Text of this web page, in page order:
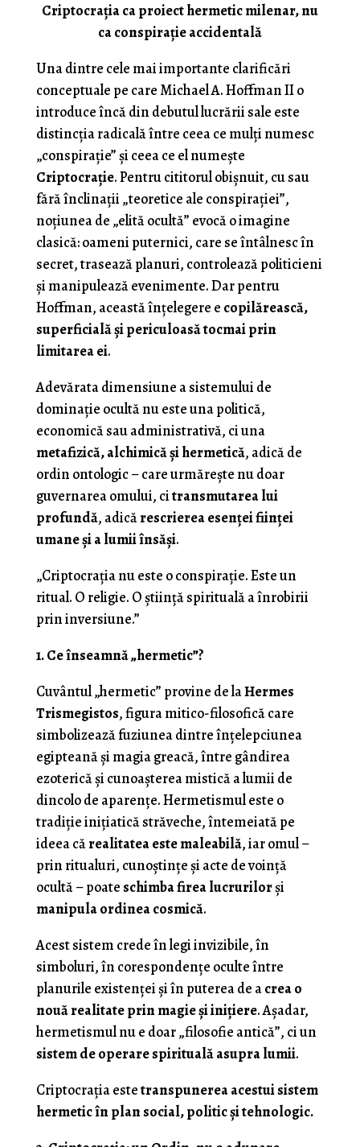
Criptocrația ca proiect hermetic milenar, nu
ca conspirație accidentală
Una dintre cele mai importante clarificări
conceptuale pe care Michael A. Hoffman II o
introduce încă din debutul lucrării sale este
distincția radicală între ceea ce mulți numesc
„conspirație” și ceea ce el numește
Criptocrație. Pentru cititorul obișnuit, cu sau
fără înclinații „teoretice ale conspirației”,
noțiunea de „elită ocultă” evocă o imagine
clasică: oameni puternici, care se întâlnesc în
secret, trasează planuri, controlează politicieni
și manipulează evenimente. Dar pentru
Hoffman, această înțelegere e copilărească,
superficială și periculoasă tocmai prin
limitarea ei.
Adevărata dimensiune a sistemului de
dominație ocultă nu este una politică,
economică sau administrativă, ci una
metafizică, alchimică și hermetică, adică de
ordin ontologic – care urmărește nu doar
guvernarea omului, citransmutarea lui
profundă, adicărescrierea esenței ființei
umane și a lumii însăși.
„Criptocrația nu este o conspirație. Este un
ritual. O religie. O știință spirituală a înrobirii
prin inversiune.”
1. Ce înseamnă „hermetic”?
Cuvântul „hermetic” provine de laHermes
Trismegistos, figura mitico-filosofică care
simbolizează fuziunea dintre înțelepciunea
egipteană și magia greacă, între gândirea
ezoterică și cunoașterea mistică a lumii de
dincolo de aparențe. Hermetismul este o
tradiție inițiatică străveche, întemeiată pe
ideea cărealitatea este maleabilă, iar omul –
prin ritualuri, cunoștințe și acte de voință
ocultă – poate schimba firea lucrurilorși
manipula ordinea cosmică.
Acest sistem crede în legi invizibile, în
simboluri, în corespondențe oculte între
planurile existenței și în puterea de acrea o
nouă realitate prin magie și inițiere. Așadar,
hermetismul nu e doar „filosofie antică”, ci un
sistem de operare spirituală asupra lumii.
Criptocrația estetranspunerea acestui sistem
hermetic în plan social, politic și tehnologic.